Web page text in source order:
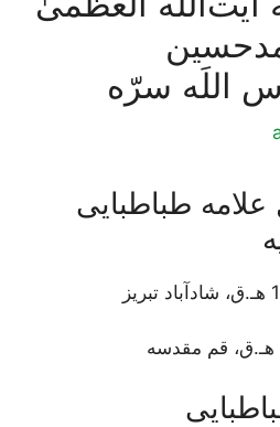
اللَه سرّه
علامه طباطبایی